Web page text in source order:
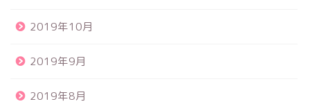
2019年10月
2019年9月
2019年8月